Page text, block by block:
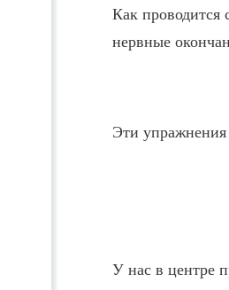
Как проводится
нервные
Эти упражнения
У нас в центре